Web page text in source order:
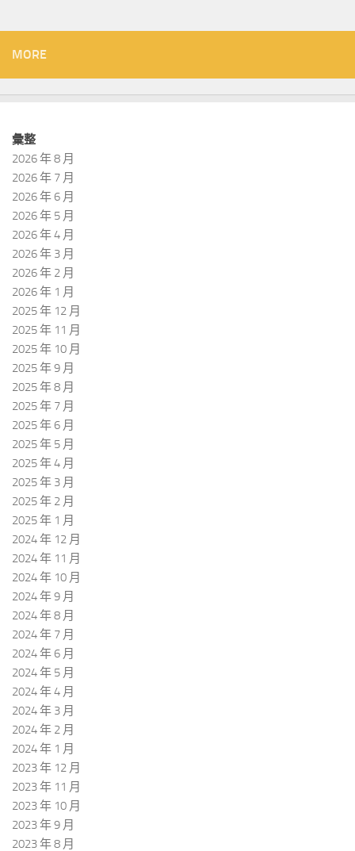
MORE
彙整
2026 年 8 月
2026 年 7 月
2026 年 6 月
2026 年 5 月
2026 年 4 月
2026 年 3 月
2026 年 2 月
2026 年 1 月
2025 年 12 月
2025 年 11 月
2025 年 10 月
2025 年 9 月
2025 年 8 月
2025 年 7 月
2025 年 6 月
2025 年 5 月
2025 年 4 月
2025 年 3 月
2025 年 2 月
2025 年 1 月
2024 年 12 月
2024 年 11 月
2024 年 10 月
2024 年 9 月
2024 年 8 月
2024 年 7 月
2024 年 6 月
2024 年 5 月
2024 年 4 月
2024 年 3 月
2024 年 2 月
2024 年 1 月
2023 年 12 月
2023 年 11 月
2023 年 10 月
2023 年 9 月
2023 年 8 月